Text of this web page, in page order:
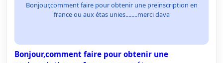
Bonjour,comment faire pour obtenir une preinscription en
france ou aux étas unies........merci dava
Bonjour,comment faire pour obtenir une